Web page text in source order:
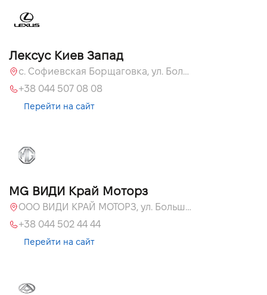
Лексус Киев Запад
с. Софиевская Борщаговка, ул. Большая Кольцевая, 58
+38 044 507 08 08
Перейти на сайт
MG ВИДИ Край Моторз
ООО ВИДИ КРАЙ МОТОРЗ, ул. Большая Кольцевая, 60а
+38 044 502 44 44
Перейти на сайт